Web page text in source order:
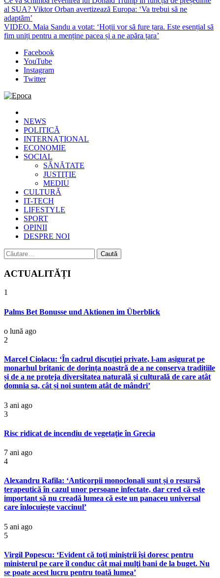
al SUA? Viktor Orban avertizează Europa: ‘Va trebui să ne
adaptăm’
VIDEO. Maia Sandu a votat: ‘Hoții vor să fure țara. Este esențial să
fim uniți pentru a menține pacea și a ne apăra țara’
Facebook
YouTube
Instagram
Twitter
Epoca
Cele mai noi știri online din România
NEWS
POLITICĂ
INTERNAȚIONAL
ECONOMIE
SOCIAL
SĂNĂTATE
JUSTIȚIE
MEDIU
CULTURĂ
IT-TECH
LIFESTYLE
SPORT
OPINII
DESPRE NOI
Caută
după:
ACTUALITĂȚI
1
Palms Bet Bonusse und Aktionen im Überblick
o lună ago
2
Marcel Ciolacu: ‘În cadrul discuției private, l-am asigurat pe
monarhul britanic de dorința noastră de a ne conserva tradițiile
și de a ne proteja diversitatea naturală şi culturală de care atât
domnia sa, cât și noi suntem atât de mândri’
3 ani ago
3
Risc ridicat de incendiu de vegetaţie în Grecia
7 ani ago
4
Alexandru Rafila: ‘Anticorpii monoclonali sunt și o resursă
terapeutică în cazul unor persoane infectate, dar cred că este
important să nu creadă lumea că este un panaceu universal
care înlocuiește vaccinul’
5 ani ago
5
Virgil Popescu: ‘Evident că toţi miniştrii îşi doresc pentru
ministerul pe care îl conduc cât mai mulţi bani de la buget. Nu
se poate acest lucru pentru toată lumea’